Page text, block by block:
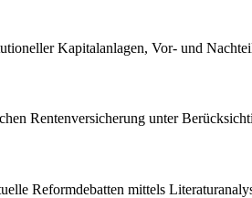
Kapitalanlagen, Vor- und
Rentenversicherung unter
Reformdebatten mittels